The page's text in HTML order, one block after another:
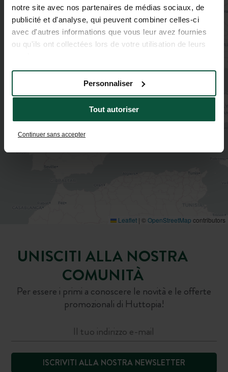
notre site avec nos partenaires de médias sociaux, de
publicité et d'analyse, qui peuvent combiner celles-ci
avec d'autres informations que vous leur avez fournies
ou qu'ils ont collectées lors de votre utilisation de leurs
Tout autoriser
Personnaliser
Continuer sans accepter
Leaflet | ©OpenStreetMap contributors
UNISCITI ALLA NOSTRA
COMUNITÀ
Per essere i primi a conoscere le novità e le offerte
promozionali di Huttopia!
ISCRIVITI ALLA NOSTRA NEWSLETTER